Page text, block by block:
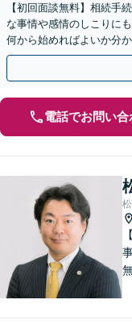
【初回面談無料】相続手
な事情や感情のしこりに
何から始めればよいか分
バリアフリー完備】
電話でお問い合